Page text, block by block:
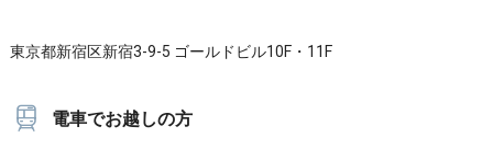
東京都新宿区新宿3-9-5 ゴールドビル10F・11F
電車でお越しの方